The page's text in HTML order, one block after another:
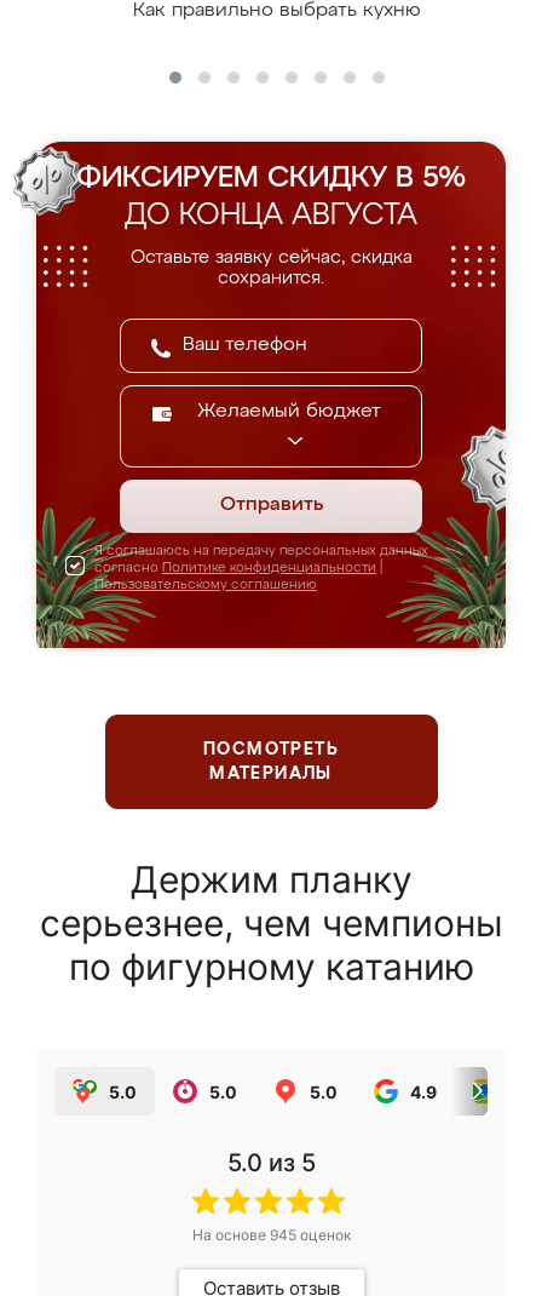
Как правильно выбрать кухню
ФИКСИРУЕМ СКИДКУ В 5%
ДО КОНЦА АВГУСТА
Оставьте заявку сейчас, скидка
сохранится.
Желаемый бюджет
Отправить
Я соглашаюсь на передачу персональных данных
согласно Политике конфиденциальности
Пользовательскому соглашению
ПОСМОТРЕТЬ
МАТЕРИАЛЫ
Держим планку
серьезнее, чем чемпионы
по фигурному катанию
5.0 5.0 5.0 4.9
5.0 из 5
На основе 945оценок
Оставить отзыв